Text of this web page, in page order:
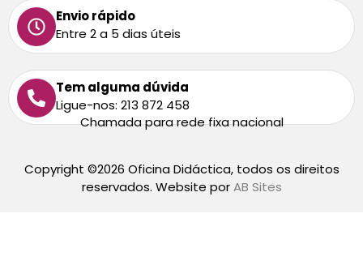
Envio rápido
Entre 2 a 5 dias úteis
Tem alguma dúvida
Ligue-nos: 213 872 458
Chamada para rede fixa nacional
Copyright ©2026 Oficina Didáctica, todos os direitos
reservados. Website porAB Sites